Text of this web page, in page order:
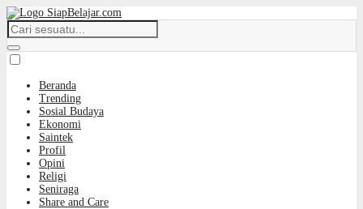
Beranda
Trending
Sosial Budaya
Ekonomi
Saintek
Profil
Opini
Religi
Seniraga
Share and Care